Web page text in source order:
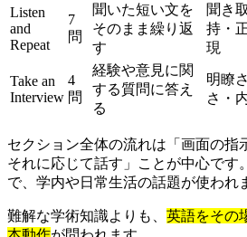
Listen
and
Repeat
7
問
聞いた短い文を
そのまま繰り返
す
聞き
持・
現
Take an
Interview
4
問
経験や意見に関
する質問に答え
る
明瞭
さ・
セクション全体の流れは「画面の指
それに応じて話す」ことが中心です
で、学内や日常生活の話題が使われ
難解な学術知識よりも、 英語をその